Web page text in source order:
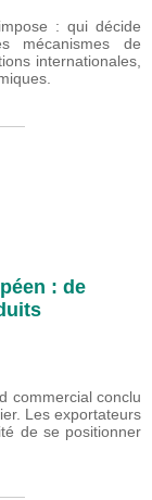
: qui décide
mécanismes de
internationales,
: de
commercial conclu
Les exportateurs
de se positionner